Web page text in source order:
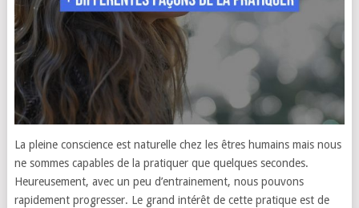
La pleine conscience est naturelle chez les êtres humains mais nous
ne sommes capables de la pratiquer que quelques secondes.
Heureusement, avec un peu d’entrainement, nous pouvons
rapidement progresser. Le grand intérêt de cette pratique est de